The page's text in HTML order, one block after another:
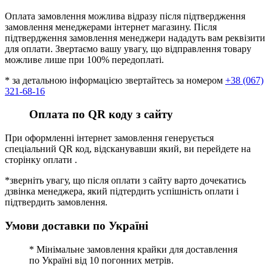
Оплата замовлення можлива відразу після підтвердження
замовлення менеджерами інтернет магазину. Після
підтвердження замовлення менеджери нададуть вам реквізити
для оплати. Звертаємо вашу увагу, що відправлення товару
можливе лише при 100% передоплаті.
* за детальною інформацією звертайтесь за номером +38 (067)
321-68-16
Оплата по QR коду з сайту
При оформленні інтернет замовлення генерується
спеціальний QR код, відсканувавши який, ви перейдете на
сторінку оплати .
*зверніть увагу, що після оплати з сайту варто дочекатись
дзвінка менеджера, який підтердить успішність оплати і
підтвердить замовлення.
Умови доставки по Україні
* Мінімальне замовлення крайки для доставлення
по Україні від 10 погонних метрів.